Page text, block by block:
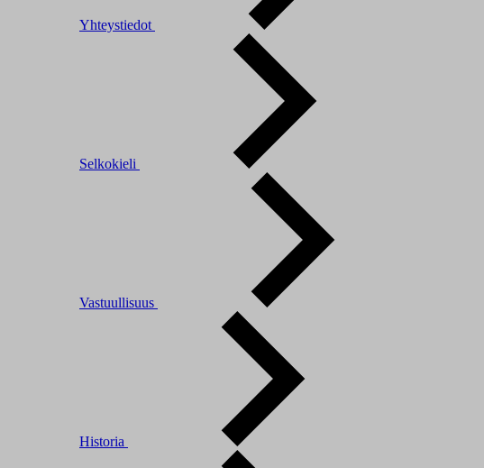
Yhteystiedot
Selkokieli
Vastuullisuus
Historia